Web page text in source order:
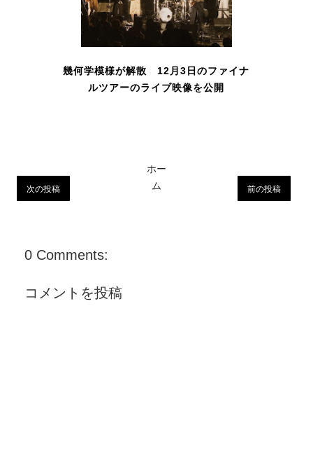
幾何学模様が解散 12月3日のファイナ
ルツアーのライブ映像を公開
次の投稿 前の投稿
ホー
ム
0 Comments:
コメントを投稿